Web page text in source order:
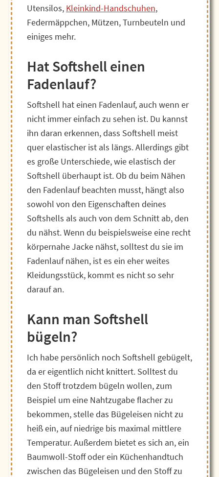
Utensilos, Kleinkind-Handschuhen,
Federmäppchen, Mützen, Turnbeuteln und
einiges mehr.
Hat Softshell einen
Fadenlauf?
Softshell hat einen Fadenlauf, auch wenn er
nicht immer einfach zu sehen ist. Du kannst
ihn daran erkennen, dass Softshell meist
quer elastischer ist als längs. Allerdings gibt
es große Unterschiede, wie elastisch der
Softshell überhaupt ist. Ob du beim Nähen
den Fadenlauf beachten musst, hängt also
sowohl von den Eigenschaften deines
Softshells als auch von dem Schnitt ab, den
du nähst. Wenn du beispielsweise eine recht
körpernahe Jacke nähst, solltest du sie im
Fadenlauf nähen, ist es ein eher weites
Kleidungsstück, kommt es nicht so sehr
darauf an.
Kann man Softshell
bügeln?
Ich habe persönlich noch Softshell gebügelt,
da er eigentlich nicht knittert. Solltest du
den Stoff trotzdem bügeln wollen, zum
Beispiel um eine Nahtzugabe flacher zu
bekommen,stelle das Bügeleisen nicht zu
heiß ein, auf niedrige bis maximal mittlere
Temperatur. Außerdem bietet es sich an, ein
Baumwoll-Stoff oder ein Küchenhandtuch
zwischen das Bügeleisen und den Stoff zu